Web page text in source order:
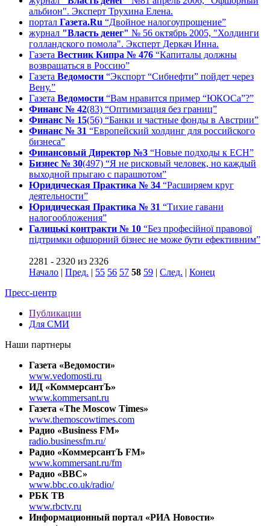
альбион". Эксперт Трухина Елена.
портал Газета.Ru “Двойное налогоупрощение”
журнал "Власть денег" № 56 октябрь 2005, "Холдинги
голландского помола". Эксперт Деркач Инна.
Газета Вестник Кипра № 476 “Капиталы должны
возвращаться в Россию”
Газета Ведомости “Экспорт “Сибнефти” пойдет через
Вену.”
Газета Ведомости “Вам нравится пример “ЮКОСа”?”
Финанс № 42(83) “Оптимизация без границ”
Финанс № 15(56) “Банки и частные фонды в Австрии”
Финанс № 31 “Европейский холдинг для российского
бизнеса”
Финансовый Директор №3 “Новые подходы к ЕСН”
Бизнес № 30(497) “Я не рисковый человек, но каждый
выходной прыгаю с парашютом”
Юридическая Практика № 34 “Расширяем круг
деятельности”
Юридическая Практика № 31 “Тихие гавани
налогообложения”
Галицькi контракти № 10 “Без професійної правової
підтримки офшорний бізнес не може бути ефективним”
2281 - 2320 из 2326
Начало | Пред. | 55 56 57 58 59 | След. | Конец
Пресс-центр
Публикации
Для СМИ
Наши партнеры
Газета «Ведомости»
www.vedomosti.ru
ИД «КоммерсантЪ»
www.kommersant.ru
Газета «The Moscow Times»
www.themoscowtimes.com
Радио «Business FM»
radio.businessfm.ru/
Радио «КоммерсантЪ FM»
www.kommersant.ru/fm
Радио «BBC»
www.bbc.co.uk/radio/
РБК ТВ
www.rbctv.ru
Информационный портал «РИА Новости»